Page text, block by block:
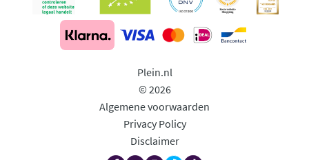
Plein.nl
© 2026
Algemene voorwaarden
Privacy Policy
Disclaimer